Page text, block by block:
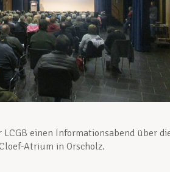
einen Informationsabend über
Atrium in Orscholz.